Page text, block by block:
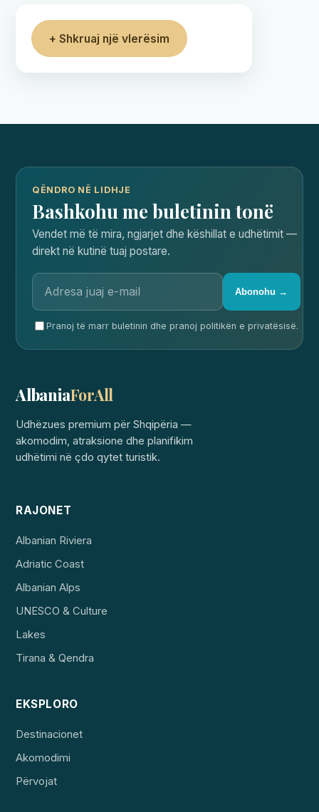
+ Shkruaj një vlerësim
QËNDRO NË LIDHJE
Bashkohu me buletinin tonë
Vendet më të mira, ngjarjet dhe këshillat e udhëtimit —
direkt në kutinë tuaj postare.
Abonohu →
Pranoj të marr buletinin dhe pranoj politikën e privatësisë.
AlbaniaForAll
Udhëzues premium për Shqipëria —
akomodim, atraksione dhe planifikim
udhëtimi në çdo qytet turistik.
RAJONET
Albanian Riviera
Adriatic Coast
Albanian Alps
UNESCO & Culture
Lakes
Tirana & Qendra
EKSPLORO
Destinacionet
Akomodimi
Përvojat